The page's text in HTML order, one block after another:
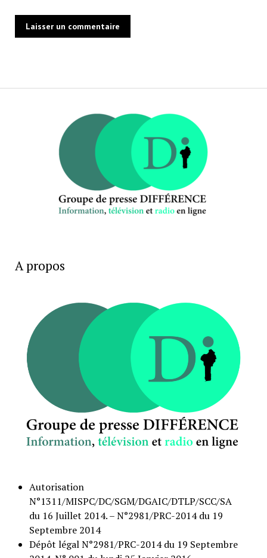
A propos
Autorisation
N°1311/MISPC/DC/SGM/DGAIC/DTLP/SCC/SA
du 16 Juillet 2014. – N°2981/PRC-2014 du 19
Septembre 2014
Dépôt légal N°2981/PRC-2014 du 19 Septembre